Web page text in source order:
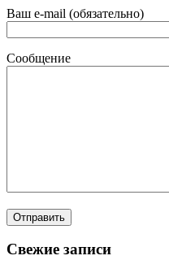
Ваш e-mail (обязательно)
Сообщение
Свежие записи